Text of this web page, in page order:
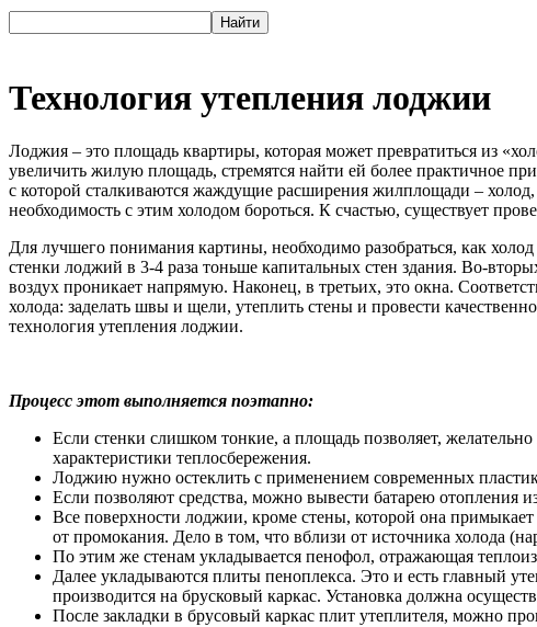
Технология утепления лоджии
Лоджия – это площадь квартиры, которая может превратиться из
увеличить жилую площадь, стремятся найти ей более практичное
с которой сталкиваются жаждущие расширения жилплощади –
необходимость с этим холодом бороться. К счастью, существует
Для лучшего понимания картины, необходимо разобраться, как
стенки лоджий в 3-4 раза тоньше капитальных стен здания. Во-
воздух проникает напрямую. Наконец, в третьих, это окна.
холода: заделать швы и щели, утеплить стены и провести
технология утепления лоджии.
Процесс этот выполняется поэтапно:
Если стенки слишком тонкие, а площадь позволяет,
характеристики теплосбережения.
Лоджию нужно остеклить с применением современных
Если позволяют средства, можно вывести батарею отопления
Все поверхности лоджии, кроме стены, которой она
от промокания. Дело в том, что вблизи от источника холода
По этим же стенам укладывается пенофол, отражающая
Далее укладываются плиты пеноплекса. Это и есть главный
производится на брусковый каркас. Установка должна
После закладки в брусовый каркас плит утеплителя, можно